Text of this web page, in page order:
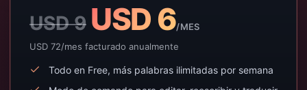
USD 9 USD 6/MES
USD 72/mes facturado anualmente
Todo en Free, más palabras ilimitadas por semana